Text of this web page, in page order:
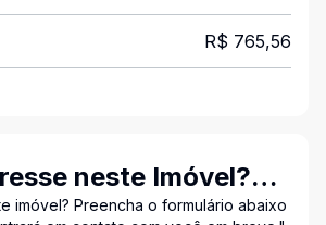
R$ 765,56
neste Imóvel?
Conosco!"
imóvel? Preencha o formulário abaixo